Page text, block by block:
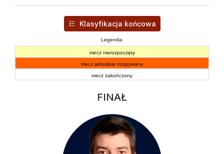
Klasyfikacja końcowa
Legenda:
mecz nierozpoczęty
mecz aktualnie rozgrywany
mecz zakończony
FINAŁ